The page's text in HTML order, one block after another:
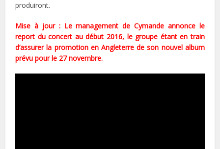
produiront.
Mise à jour : Le management de Cymande annonce le
report du concert au début 2016, le groupe étant en train
d’assurer la promotion en Angleterre de son nouvel album
prévu pour le 27 novembre.